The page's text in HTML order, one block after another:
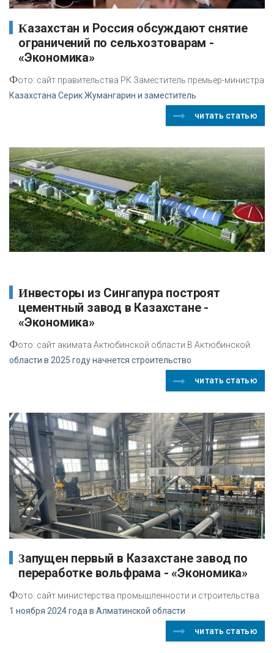
Казахстан и Россия обсуждают снятие
ограничений по сельхозтоварам -
«Экономика»
Фото: сайт правительства РК Заместитель премьер-министра
Казахстана Серик Жумангарин и заместитель
читать статью
Инвесторы из Сингапура построят
цементный завод в Казахстане -
«Экономика»
Фото: сайт акимата Актюбинской области В Актюбинской
области в 2025 году начнется строительство
читать статью
Запущен первый в Казахстане завод по
переработке вольфрама - «Экономика»
Фото: сайт министерства промышленности и строительства
1 ноября 2024 года в Алматинской области
читать статью